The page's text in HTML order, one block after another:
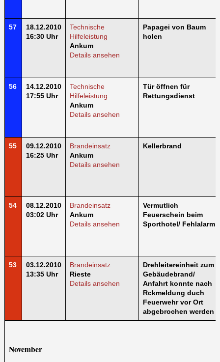
57
18.12.2010
16:30 Uhr
Technische
Hilfeleistung
Ankum
Details ansehen
Papagei von Baum
holen
56
14.12.2010
17:55 Uhr
Technische
Hilfeleistung
Ankum
Details ansehen
Tür öffnen für
Rettungsdienst
55
09.12.2010
16:25 Uhr
Brandeinsatz
Ankum
Details ansehen
Kellerbrand
54
08.12.2010
03:02 Uhr
Brandeinsatz
Ankum
Details ansehen
Vermutlich
Feuerschein beim
Sporthotel/ Fehlalarm
53
03.12.2010
13:35 Uhr
Brandeinsatz
Rieste
Details ansehen
Drehleitereinheit zum
Gebäudebrand/
Anfahrt konnte nach
Rckmeldung duch
Feuerwehr vor Ort
abgebrochen werden
November